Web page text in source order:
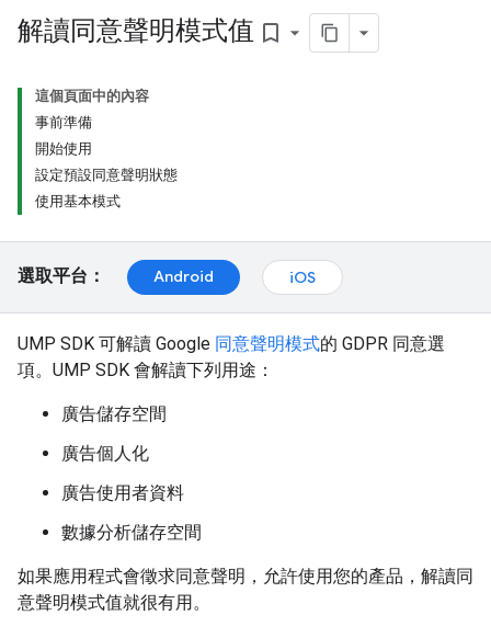
解讀同意聲明模式值 bookmark_border
這個頁面中的內容
事前準備
開始使用
設定預設同意聲明狀態
使用基本模式
選取平台： Android iOS
UMP SDK 可解讀 Google 同意聲明模式的 GDPR 同意選
項。UMP SDK 會解讀下列用途：
廣告儲存空間
廣告個人化
廣告使用者資料
數據分析儲存空間
如果應用程式會徵求同意聲明，允許使用您的產品，解讀同
意聲明模式值就很有用。